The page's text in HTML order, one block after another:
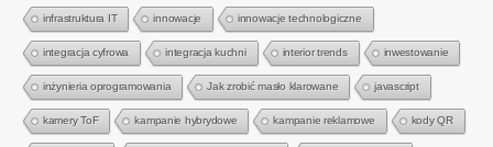
infrastruktura IT innowacje innowacje technologiczne
integracja cyfrowa integracja kuchni interior trends inwestowanie
inżynieria oprogramowania Jak zrobić masło klarowane javascript
kamery ToF kampanie hybrydowe kampanie reklamowe kody QR